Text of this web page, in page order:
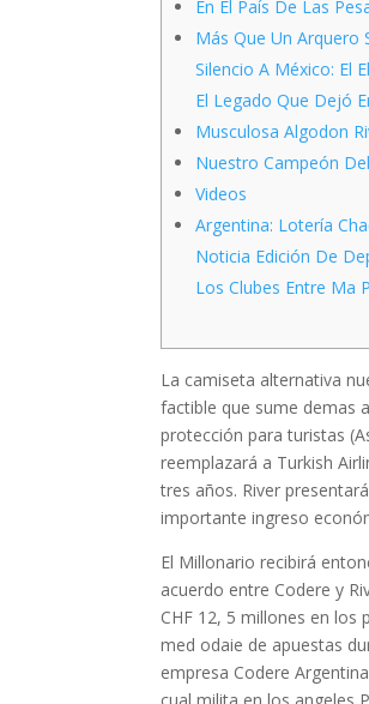
En El País De Las
Más Que Un Arquero
Silencio A México: El
El Legado Que Dejó
Musculosa Algodon
Nuestro Campeón
Videos
Argentina: Lotería
Noticia Edición De
Los Clubes Entre Ma
La camiseta alternativa
factible que sume demas
protección para turistas
reemplazará a Turkish
tres años. River
importante ingreso
El Millonario recibirá
acuerdo entre Codere y
CHF 12, 5 millones en
med odaie de apuestas
empresa Codere